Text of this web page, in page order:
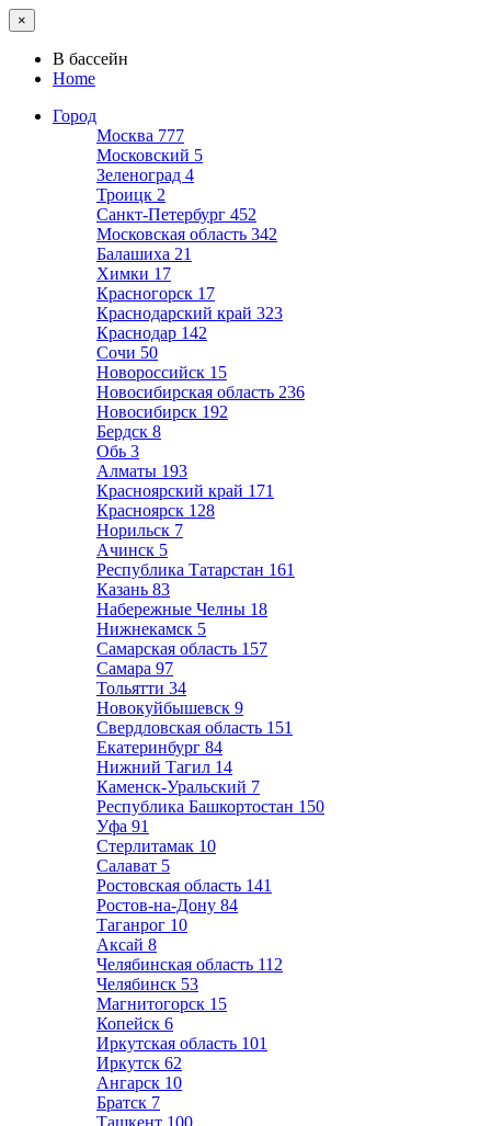
×
В бассейн
Home
Город
Москва 777
Московский 5
Зеленоград 4
Троицк 2
Санкт-Петербург 452
Московская область 342
Балашиха 21
Химки 17
Красногорск 17
Краснодарский край 323
Краснодар 142
Сочи 50
Новороссийск 15
Новосибирская область 236
Новосибирск 192
Бердск 8
Обь 3
Алматы 193
Красноярский край 171
Красноярск 128
Норильск 7
Ачинск 5
Республика Татарстан 161
Казань 83
Набережные Челны 18
Нижнекамск 5
Самарская область 157
Самара 97
Тольятти 34
Новокуйбышевск 9
Свердловская область 151
Екатеринбург 84
Нижний Тагил 14
Каменск-Уральский 7
Республика Башкортостан 150
Уфа 91
Стерлитамак 10
Салават 5
Ростовская область 141
Ростов-на-Дону 84
Таганрог 10
Аксай 8
Челябинская область 112
Челябинск 53
Магнитогорск 15
Копейск 6
Иркутская область 101
Иркутск 62
Ангарск 10
Братск 7
Ташкент 100